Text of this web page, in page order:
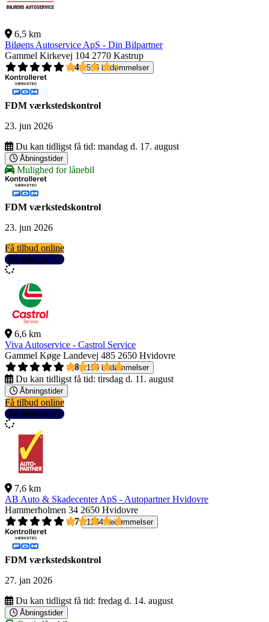
6,5 km
Biløens Autoservice ApS - Din Bilpartner
Gammel Kirkevej 104 2770 Kastrup
4,4
516 bedømmelser
FDM værkstedskontrol
23. jun 2026
Du kan tidligst få tid: mandag d. 17. august
Åbningstider
Mulighed for lånebil
FDM værkstedskontrol
23. jun 2026
Få tilbud online
Se detaljer
6,6 km
Viva Autoservice - Castrol Service
Gammel Køge Landevej 485 2650 Hvidovre
4,8
190 bedømmelser
Du kan tidligst få tid: tirsdag d. 11. august
Åbningstider
Få tilbud online
Se detaljer
7,6 km
AB Auto & Skadecenter ApS - Autopartner Hvidovre
Hammerholmen 34 2650 Hvidovre
4,7
1264 bedømmelser
FDM værkstedskontrol
27. jan 2026
Du kan tidligst få tid: fredag d. 14. august
Åbningstider